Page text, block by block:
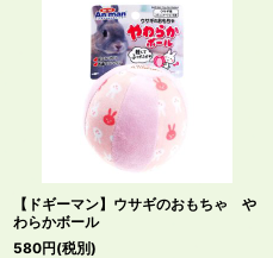
【ドギーマン】ウサギのおもちゃ や
わらかボール
580円(税別)